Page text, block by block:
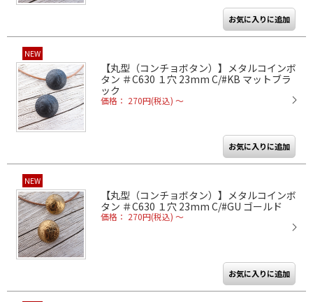
NEW
【丸型（コンチョボタン）】メタルコインボ
タン ＃C630 １穴 23mm C/#KB マットブラ
ック
価格： 270円(税込) ～
NEW
【丸型（コンチョボタン）】メタルコインボ
タン ＃C630 １穴 23mm C/#GU ゴールド
価格： 270円(税込) ～